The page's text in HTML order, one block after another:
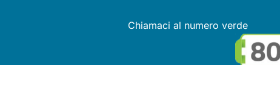
Chiamaci al numero verde